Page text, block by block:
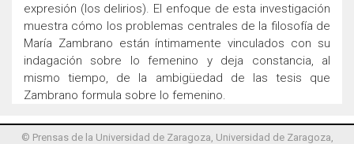
expresión (los delirios). El enfoque de esta investigación
muestra cómo los problemas centrales de la filosofía de
María Zambrano están íntimamente vinculados con su
indagación sobre lo femenino y deja constancia, al
mismo tiempo, de la ambigüedad de las tesis que
Zambrano formula sobre lo femenino.
© Prensas de la Universidad de Zaragoza, Universidad de Zaragoza,